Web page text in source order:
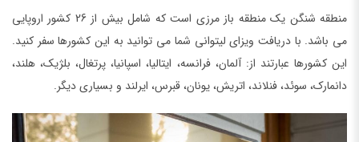
منطقه شنگن یک منطقه باز مرزی است که شامل بیش از 26 کشور اروپایی
می باشد. با دریافت ویزای لیتوانی شما می توانید به این کشورها سفر کنید.
این کشورها عبارتند از: آلمان، فرانسه، ایتالیا، اسپانیا، پرتغال، بلژیک، هلند،
دانمارک، سوئد، فنلاند، اتریش، یونان، قبرس، ایرلند و بسیاری دیگر.